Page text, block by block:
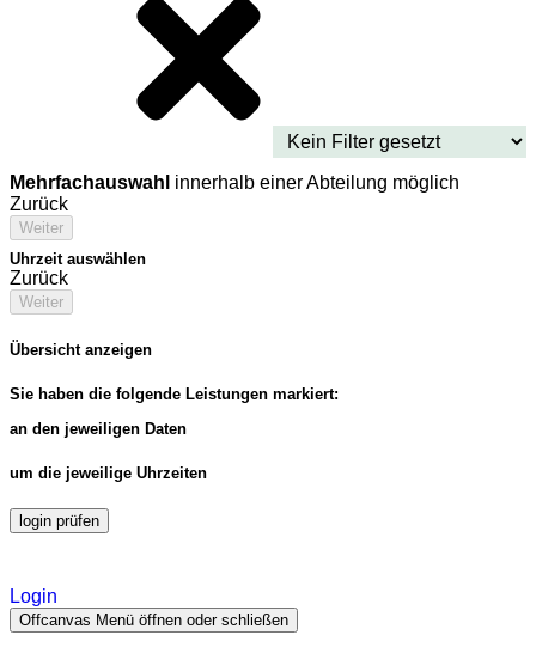
Mehrfachauswahl innerhalb einer Abteilung möglich
Zurück
Weiter
Uhrzeit auswählen
Zurück
Weiter
Übersicht anzeigen
Sie haben die folgende Leistungen markiert:
an den jeweiligen Daten
um die jeweilige Uhrzeiten
login prüfen
Login
Offcanvas Menü öffnen oder schließen